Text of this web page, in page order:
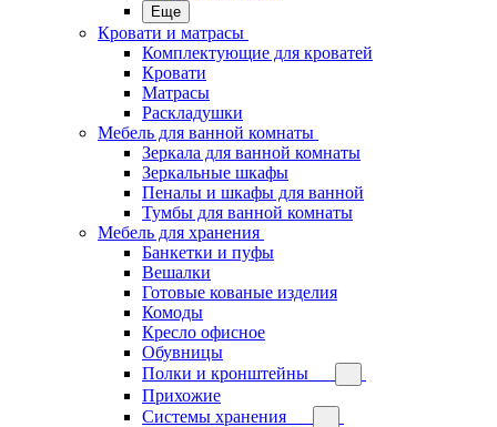
Еще
Кровати и матрасы
Комплектующие для кроватей
Кровати
Матрасы
Раскладушки
Мебель для ванной комнаты
Зеркала для ванной комнаты
Зеркальные шкафы
Пеналы и шкафы для ванной
Тумбы для ванной комнаты
Мебель для хранения
Банкетки и пуфы
Вешалки
Готовые кованые изделия
Комоды
Кресло офисное
Обувницы
Полки и кронштейны
Прихожие
Системы хранения